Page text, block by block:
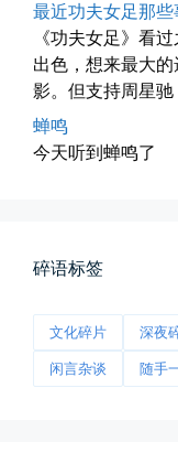
📅 04-27 19:30 👤 Zairun
📅 04-25 21:39 👤 Zairun
最近功夫女足那些
《功夫女足》看
出色，想来最大
影。但支持周星
蝉鸣
今天听到蝉鸣了
碎语标签
文化碎片 深夜
闲言杂谈 随手